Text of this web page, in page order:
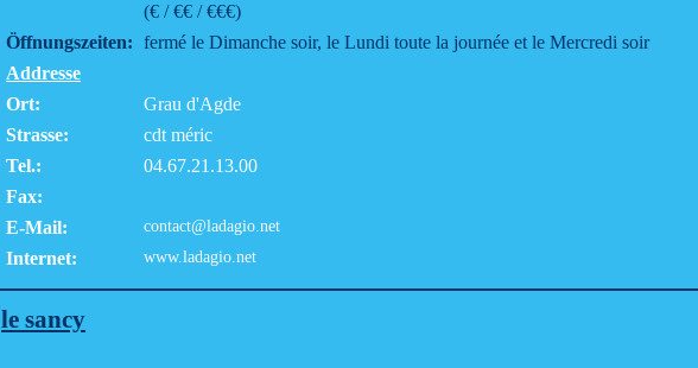
(€ / €€ / €€€)
Öffnungszeiten: fermé le Dimanche soir, le Lundi toute la journée et le Mercredi soir
Addresse
Ort:
Grau d'Agde
Strasse:
cdt méric
Tel.:
04.67.21.13.00
Fax:
E-Mail:
contact@ladagio.net
Internet: www.ladagio.net
le sancy